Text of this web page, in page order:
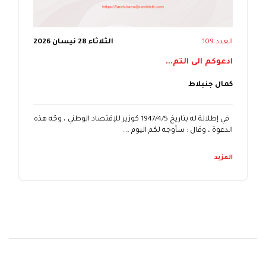
العدد 109 الثلاثاء 28 نيسان 2026
ادعوكم الى التم...
كمال جنبلاط
في إطلالة له بتاريخ 1947/4/5 كوزير للإقتصاد الوطني ، وجّه هذه
الدعوة ، وقال : سأوجه لكم اليوم ،…
المزيد